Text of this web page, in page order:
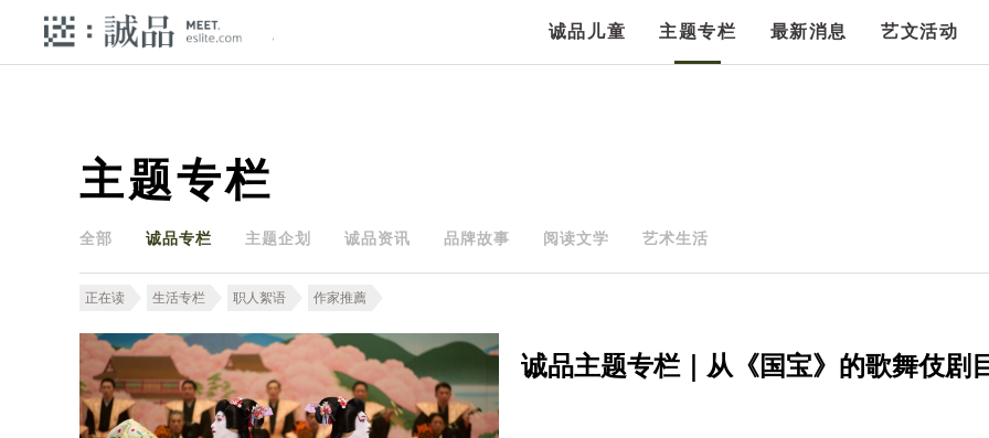
诚品儿童 主题专栏 最新消息 艺文活动
主题专栏
全部 诚品专栏 主题企划 诚品资讯 品牌故事 阅读文学 艺术生活
正在读 生活专栏 职人絮语 作家推薦
诚品主题专栏｜从《国宝》的歌舞伎剧